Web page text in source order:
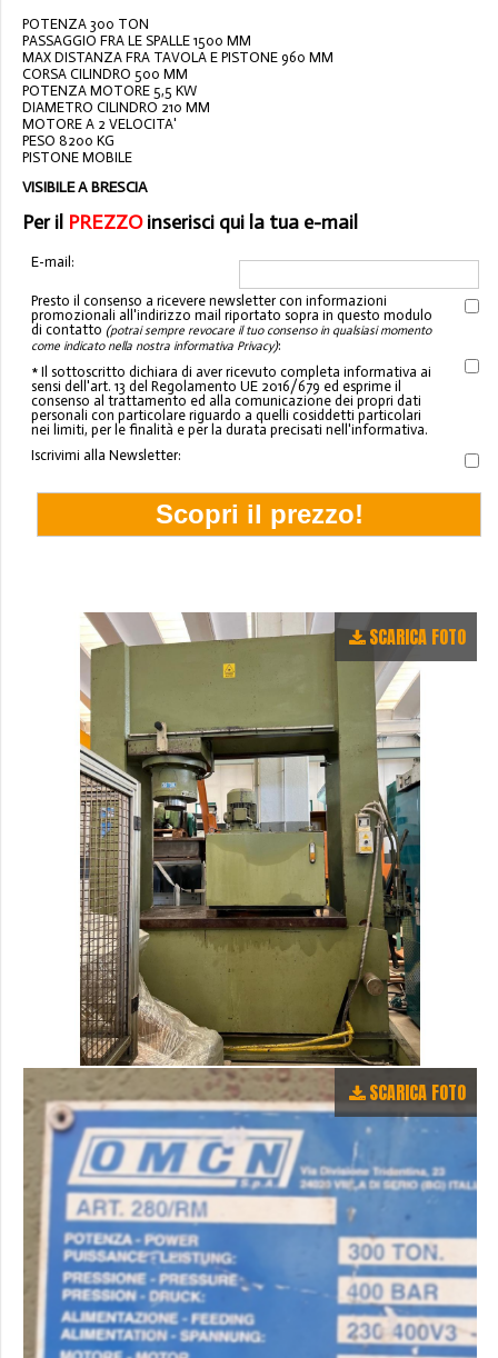
POTENZA 300 TON
PASSAGGIO FRA LE SPALLE 1500 MM
MAX DISTANZA FRA TAVOLA E PISTONE 960 MM
CORSA CILINDRO 500 MM
POTENZA MOTORE 5,5 KW
DIAMETRO CILINDRO 210 MM
MOTORE A 2 VELOCITA'
PESO 8200 KG
PISTONE MOBILE
VISIBILE A BRESCIA
Per il PREZZOinserisci qui la tua e-mail
E-mail:
Presto il consenso a ricevere newsletter con informazioni
promozionali all'indirizzo mail riportato sopra in questo modulo
di contatto (potrai sempre revocare il tuo consenso in qualsiasi momento
come indicato nella nostra informativa Privacy):
* Il sottoscritto dichiara di aver ricevuto completa informativa ai
sensi dell'art. 13 del Regolamento UE 2016/679 ed esprime il
consenso al trattamento ed alla comunicazione dei propri dati
personali con particolare riguardo a quelli cosiddetti particolari
nei limiti, per le finalità e per la durata precisati nell'informativa.
Iscrivimi alla Newsletter:
SCARICA FOTO
SCARICA FOTO